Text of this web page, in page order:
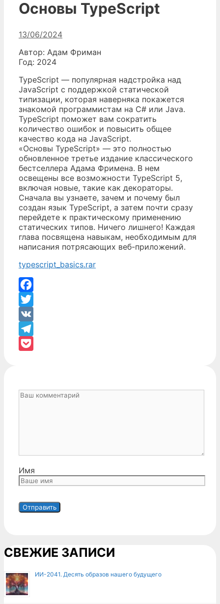
Основы TypeScript
13/06/2024
Автор: Адам Фриман
Год: 2024
TypeScript — популярная надстройка над
JavaScript с поддержкой статической
типизации, которая наверняка покажется
знакомой программистам на C# или Java.
TypeScript поможет вам сократить
количество ошибок и повысить общее
качество кода на JavaScript.
«Основы TypeScript» — это полностью
обновленное третье издание классического
бестселлера Адама Фримена. В нем
освещены все возможности TypeScript 5,
включая новые, такие как декораторы.
Сначала вы узнаете, зачем и почему был
создан язык TypeScript, а затем почти сразу
перейдете к практическому применению
статических типов. Ничего лишнего! Каждая
глава посвящена навыкам, необходимым для
написания потрясающих веб-приложений.
typescript_basics.rar
Facebook
Twitter
VK
Telegram
Имя
СВЕЖИЕ ЗАПИСИ
ИИ-2041. Десять образов нашего будущего